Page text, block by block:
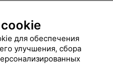
для обеспечения
улучшения, сбора